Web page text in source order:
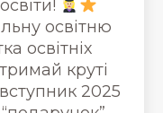
освітню
освітніх
круті
2025